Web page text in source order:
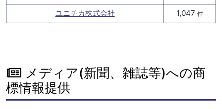
ユニチカ株式会社 1,047 件
メディア(新聞、雑誌等)への商
標情報提供